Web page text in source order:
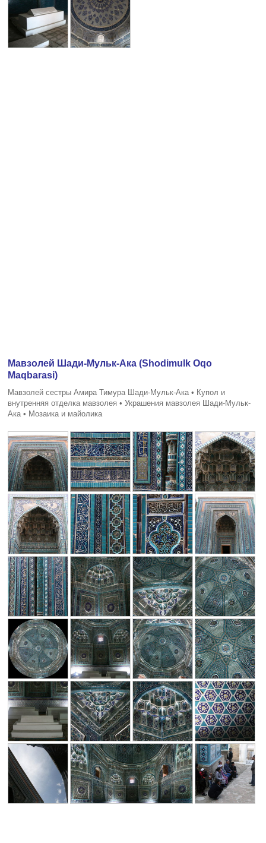
Мавзолей Шади-Мульк-Ака (Shodimulk Oqo
Maqbarasi)
Мавзолей сестры Амира Тимура Шади-Мульк-Ака • Купол и
внутренняя отделка мавзолея • Украшения мавзолея Шади-Мульк-
Ака • Мозаика и майолика